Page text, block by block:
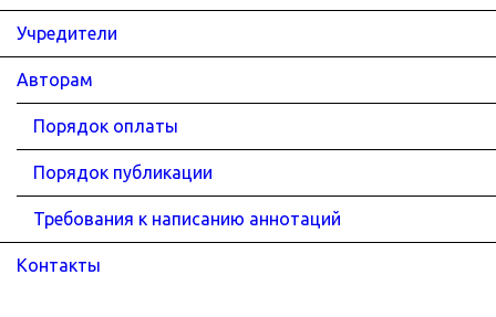
Учредители
Авторам
Порядок оплаты
Порядок публикации
Требования к написанию аннотаций
Контакты